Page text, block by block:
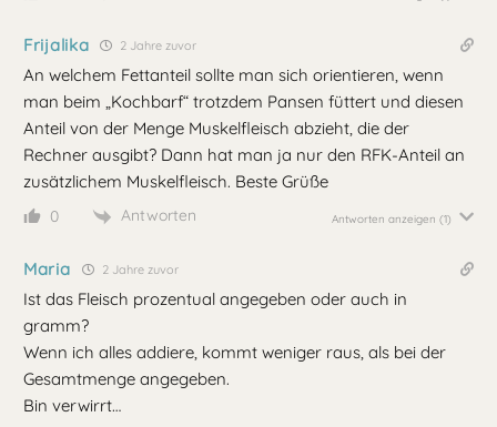
Frijalika 2 Jahre zuvor
An welchem Fettanteil sollte man sich orientieren, wenn
man beim „Kochbarf“ trotzdem Pansen füttert und diesen
Anteil von der Menge Muskelfleisch abzieht, die der
Rechner ausgibt? Dann hat man ja nur den RFK-Anteil an
zusätzlichem Muskelfleisch. Beste Grüße
0 Antworten Antworten anzeigen (1)
Maria 2 Jahre zuvor
Ist das Fleisch prozentual angegeben oder auch in
gramm?
Wenn ich alles addiere, kommt weniger raus, als bei der
Gesamtmenge angegeben.
Bin verwirrt…